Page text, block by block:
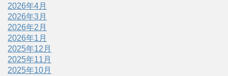
2026年4月
2026年3月
2026年2月
2026年1月
2025年12月
2025年11月
2025年10月